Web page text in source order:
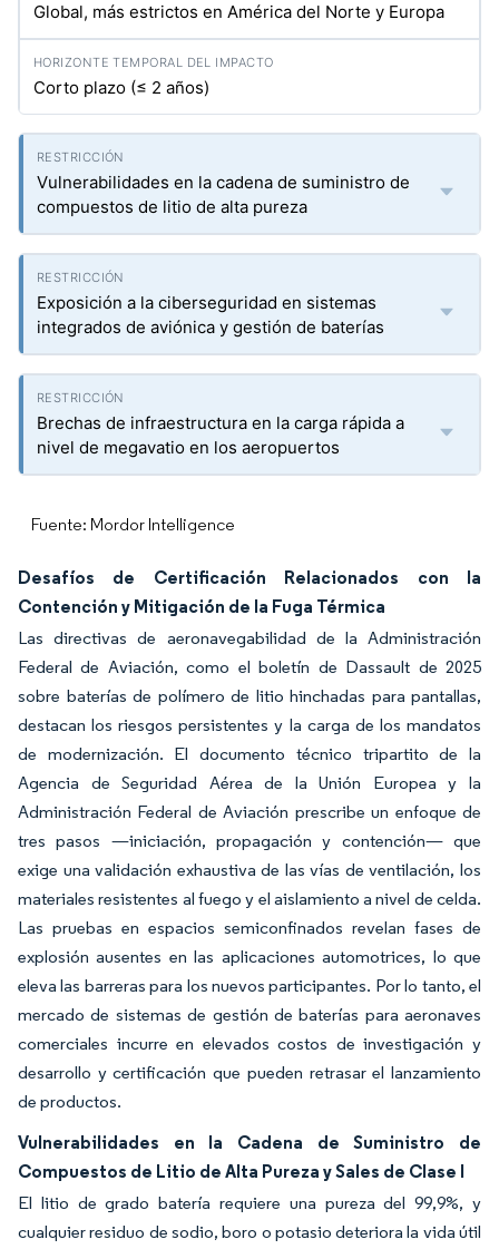
Global, más estrictos en América del Norte y Europa
Corto plazo (≤ 2 años)
Vulnerabilidades en la cadena de suministro de
compuestos de litio de alta pureza
Exposición a la ciberseguridad en sistemas
integrados de aviónica y gestión de baterías
Brechas de infraestructura en la carga rápida a
nivel de megavatio en los aeropuertos
Fuente: Mordor Intelligence
Desafíos de Certificación Relacionados con la
Contención y Mitigación de la Fuga Térmica
Las directivas de aeronavegabilidad de la Administración
Federal de Aviación, como el boletín de Dassault de 2025
sobre baterías de polímero de litio hinchadas para pantallas,
destacan los riesgos persistentes y la carga de los mandatos
de modernización. El documento técnico tripartito de la
Agencia de Seguridad Aérea de la Unión Europea y la
Administración Federal de Aviación prescribe un enfoque de
tres pasos —iniciación, propagación y contención— que
exige una validación exhaustiva de las vías de ventilación, los
materiales resistentes al fuego y el aislamiento a nivel de celda.
Las pruebas en espacios semiconfinados revelan fases de
explosión ausentes en las aplicaciones automotrices, lo que
eleva las barreras para los nuevos participantes. Por lo tanto, el
mercado de sistemas de gestión de baterías para aeronaves
comerciales incurre en elevados costos de investigación y
desarrollo y certificación que pueden retrasar el lanzamiento
de productos.
Vulnerabilidades en la Cadena de Suministro de
Compuestos de Litio de Alta Pureza y Sales de Clase I
El litio de grado batería requiere una pureza del 99,9%, y
cualquier residuo de sodio, boro o potasio deteriora la vida útil